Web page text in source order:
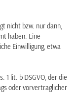
nicht bzw. nur dann,
haben. Eine
Einwilligung, etwa
1 lit. b DSGVO, der die
oder vorvertraglicher